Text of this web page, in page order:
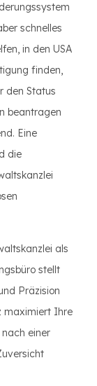
schnelles
in den USA
finden,
den Status
beantragen
Eine
die
als
stellt
Präzision
maximiert Ihre
einer